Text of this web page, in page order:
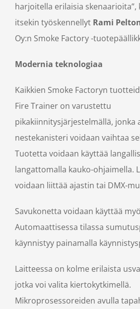
harjoitella erilaisia
itsekin työskennellyt Rami
Oy:n Smoke Factory -
Modernia teknologiaa
Kaikkien Smoke Factoryn
Fire Trainer on varustettu
pikakiinnitysjärjestelmällä, jonka
nestekanisteri voidaan vaihtaa
Tuotetta voidaan käyttää
langattomalla kauko-ohjaimella.
voidaan liittää ajastin tai DMX-
Savukonetta voidaan käyttää
Automaattisessa tilassa
käynnistyy painamalla
Laitteessa on kolme erilaista
jotka voi valita kiertokytkimellä.
Mikroprosessoreiden avulla